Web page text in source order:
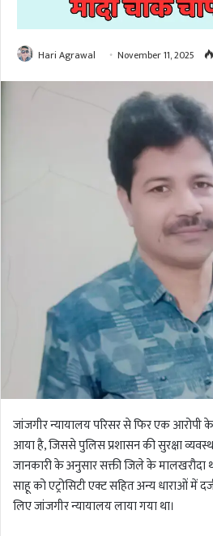
Hari Agrawal November 11, 2025
जांजगीर न्यायालय परिसर से फिर एक आरोपी
आया है, जिससे पुलिस प्रशासन की सुरक्षा
जानकारी के अनुसार सक्ती जिले के मालखरौदा
साहू को एट्रोसिटी एक्ट सहित अन्य धाराओं में
लिए जांजगीर न्यायालय लाया गया था।